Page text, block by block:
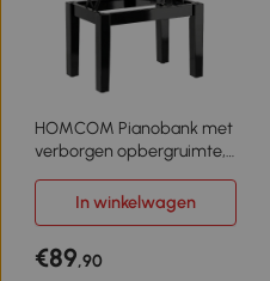
HOMCOM Pianobank met
verborgen opbergruimte,
verstelbaar, kunstleer,
zwart
In winkelwagen
€89,90